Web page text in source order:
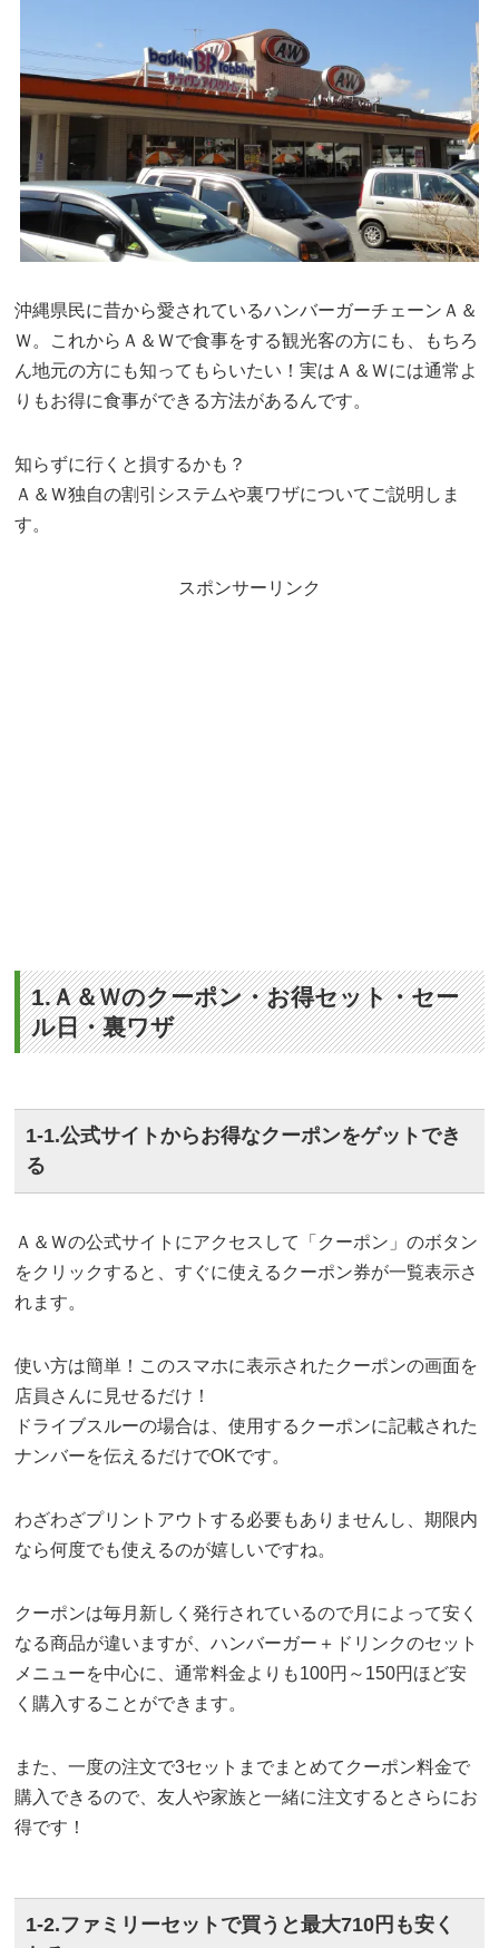
沖縄県民に昔から愛されているハンバーガーチェーンＡ＆
Ｗ。これからＡ＆Ｗで食事をする観光客の方にも、もちろ
ん地元の方にも知ってもらいたい！実はＡ＆Ｗには通常よ
りもお得に食事ができる方法があるんです。
知らずに行くと損するかも？
Ａ＆Ｗ独自の割引システムや裏ワザについてご説明しま
す。
スポンサーリンク
1.Ａ＆Ｗのクーポン・お得セット・セー
ル日・裏ワザ
1-1.公式サイトからお得なクーポンをゲットでき
る
Ａ＆Ｗの公式サイトにアクセスして「クーポン」のボタン
をクリックすると、すぐに使えるクーポン券が一覧表示さ
れます。
使い方は簡単！このスマホに表示されたクーポンの画面を
店員さんに見せるだけ！
ドライブスルーの場合は、使用するクーポンに記載された
ナンバーを伝えるだけでOKです。
わざわざプリントアウトする必要もありませんし、期限内
なら何度でも使えるのが嬉しいですね。
クーポンは毎月新しく発行されているので月によって安く
なる商品が違いますが、ハンバーガー＋ドリンクのセット
メニューを中心に、通常料金よりも100円～150円ほど安
く購入することができます。
また、一度の注文で3セットまでまとめてクーポン料金で
購入できるので、友人や家族と一緒に注文するとさらにお
得です！
1-2.ファミリーセットで買うと最大710円も安く